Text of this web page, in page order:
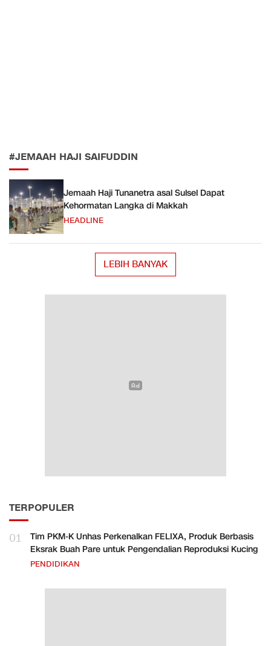
#JEMAAH HAJI SAIFUDDIN
Jemaah Haji Tunanetra asal Sulsel Dapat
Kehormatan Langka di Makkah
HEADLINE
LEBIH BANYAK
TERPOPULER
01
Tim PKM-K Unhas Perkenalkan FELIXA, Produk Berbasis
Eksrak Buah Pare untuk Pengendalian Reproduksi Kucing
PENDIDIKAN